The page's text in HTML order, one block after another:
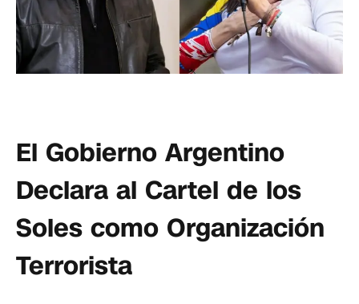
El Gobierno Argentino
Declara al Cartel de los
Soles como Organización
Terrorista